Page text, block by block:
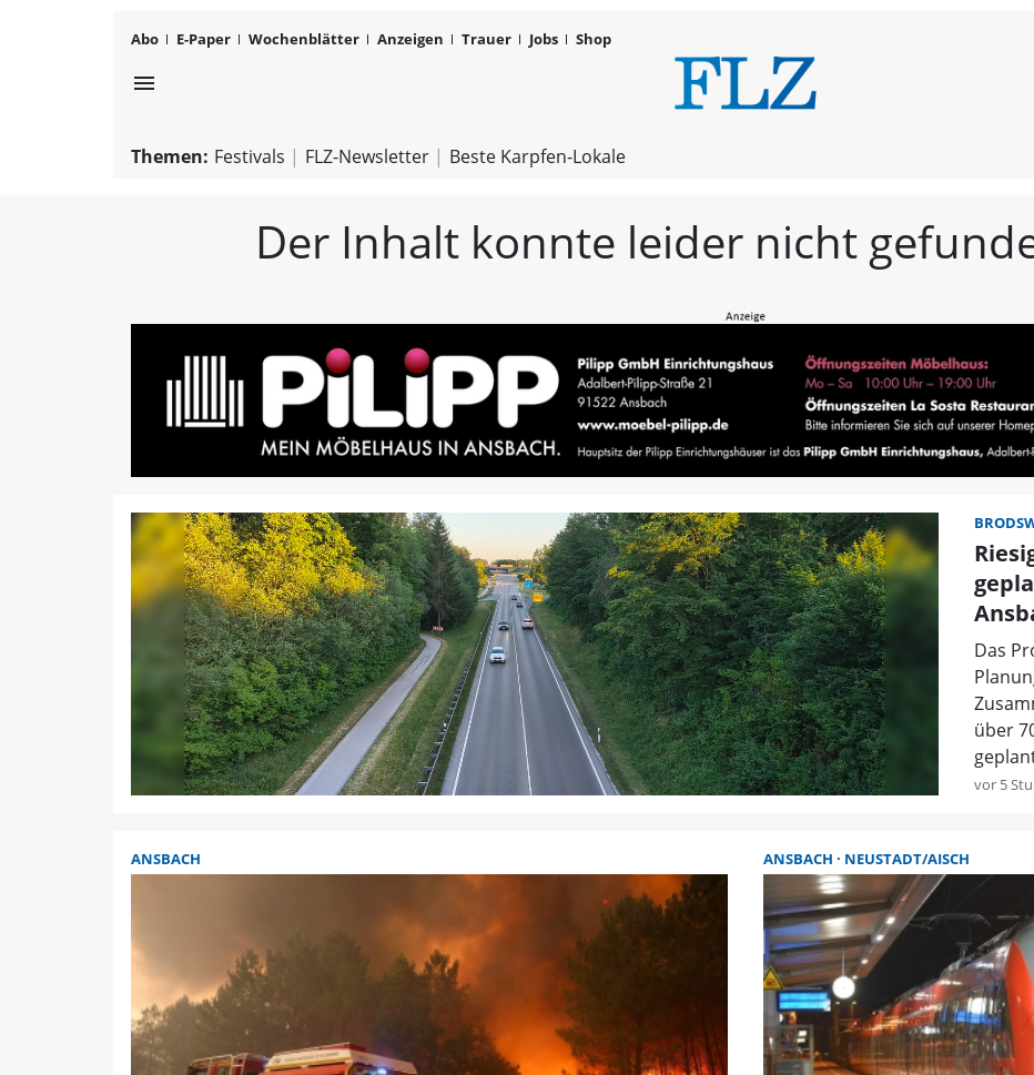
Abo E-Paper Wochenblätter Anzeigen Trauer Jobs Shop
menu FLZ –
Themen: Festivals FLZ-Newsletter Beste Karpfen-Lokale
Der Inhalt konnte leider nicht
Das
über
vor 5
ANSBACH ANSBACH NEUSTADT/AISCH